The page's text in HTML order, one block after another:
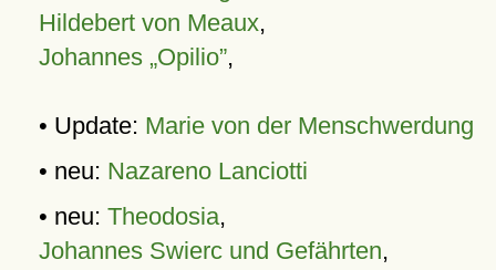
Hildebert von Meaux,
Johannes „Opilio”,
• Update: Marie von der Menschwerdung
• neu: Nazareno Lanciotti
• neu: Theodosia,
Johannes Swierc und Gefährten,